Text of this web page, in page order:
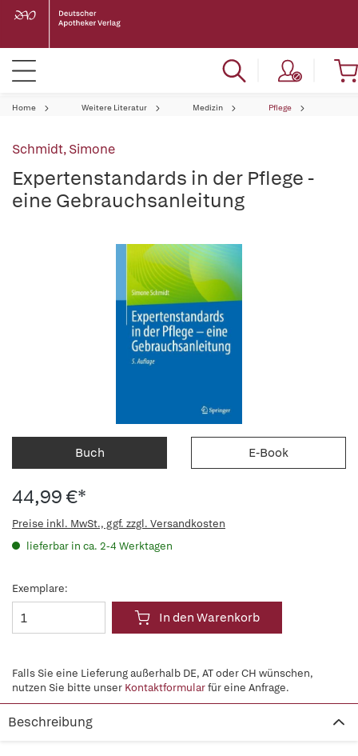
Home Weitere Literatur Medizin Pflege
Schmidt, Simone
Expertenstandards in der Pflege -
eine Gebrauchsanleitung
Buch E-Book
44,99 €*
Preise inkl. MwSt., ggf. zzgl. Versandkosten
lieferbar in ca. 2-4 Werktagen
Exemplare:
In den Warenkorb
Falls Sie eine Lieferung außerhalb DE, AT oder CH wünschen,
nutzen Sie bitte unser Kontaktformularfür eine Anfrage.
Beschreibung